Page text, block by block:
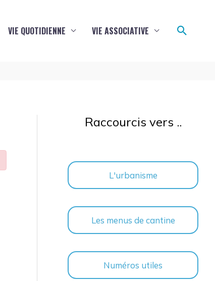
VIE QUOTIDIENNE VIE ASSOCIATIVE
Raccourcis vers ..
L'urbanisme
Les menus de cantine
Numéros utiles